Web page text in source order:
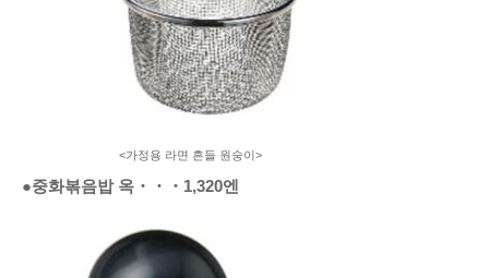
<가정용 라면 흔들 원숭이>
●중화볶음밥 옥 ・・・ 1,320엔